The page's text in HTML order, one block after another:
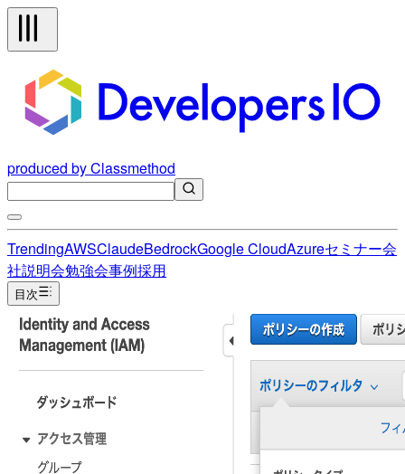
produced by Classmethod
TrendingAWSClaudeBedrockGoogle CloudAzureセミナー会
社説明会勉強会事例採用
目次